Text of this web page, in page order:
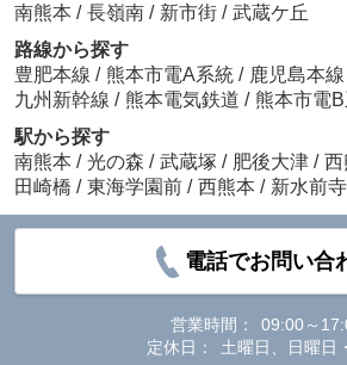
南熊本 / 長嶺南 / 新市街 / 武蔵ケ丘
路線から探す
豊肥本線 / 熊本市電A系統 / 鹿児島本線
九州新幹線 / 熊本電気鉄道 / 熊本市電
駅から探す
南熊本 / 光の森 / 武蔵塚 / 肥後大津 / 西
田崎橋 / 東海学園前 / 西熊本 / 新水前寺
電話でお問い合
営業時間：
09:00～
定休日：
土曜日、日曜日